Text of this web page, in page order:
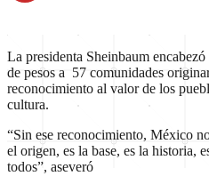
La presidenta Sheinbaum
de pesos a 57 comunidades
reconocimiento al valor de los
cultura.
“Sin ese reconocimiento, México
el origen, es la base, es la historia,
todos”, aseveró